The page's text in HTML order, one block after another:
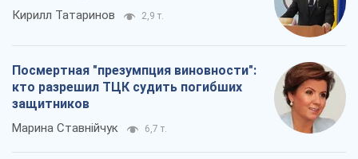
Кирилл Татаринов 2,9 т.
Посмертная "презумпция виновности":
кто разрешил ТЦК судить погибших
защитников
Марина Ставнійчук 6,7 т.